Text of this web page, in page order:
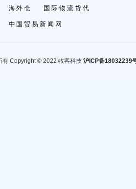
海外仓 国际物流货代
中国贸易新闻网
Copyright © 2022 牧客科技 沪ICP备18032239